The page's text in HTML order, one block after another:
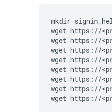
mkdir
wget https://
wget https://
wget https://
wget https://
wget https://
wget https://
wget https://
wget